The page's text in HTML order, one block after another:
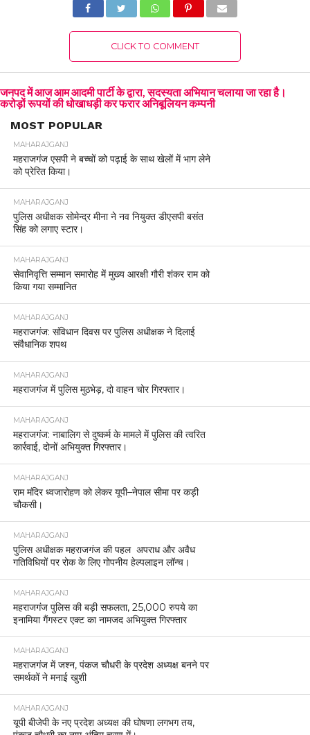
CLICK TO COMMENT
जनपद में आज आम आदमी पार्टी के द्वारा, सदस्यता अभियान चलाया जा रहा है।
करोड़ों रूपयों की धोखाधड़ी कर फरार अनिबूलियन कम्पनी
MOST POPULAR
MAHARAJGANJ
महराजगंज एसपी ने बच्चों को पढ़ाई के साथ खेलों में भाग लेने
को प्रेरित किया।
MAHARAJGANJ
पुलिस अधीक्षक सोमेन्द्र मीना ने नव नियुक्त डीएसपी बसंत
सिंह को लगाए स्टार।
MAHARAJGANJ
सेवानिवृत्ति सम्मान समारोह में मुख्य आरक्षी गौरी शंकर राम को
किया गया सम्मानित
MAHARAJGANJ
महराजगंज: संविधान दिवस पर पुलिस अधीक्षक ने दिलाई
संवैधानिक शपथ
MAHARAJGANJ
महराजगंज में पुलिस मुठभेड़, दो वाहन चोर गिरफ्तार।
MAHARAJGANJ
महराजगंज: नाबालिग से दुष्कर्म के मामले में पुलिस की त्वरित
कार्रवाई, दोनों अभियुक्त गिरफ्तार।
MAHARAJGANJ
राम मंदिर ध्वजारोहण को लेकर यूपी–नेपाल सीमा पर कड़ी
चौकसी।
MAHARAJGANJ
पुलिस अधीक्षक महराजगंज की पहल अपराध और अवैध
गतिविधियों पर रोक के लिए गोपनीय हेल्पलाइन लॉन्च।
MAHARAJGANJ
महराजगंज पुलिस की बड़ी सफलता, 25,000 रुपये का
इनामिया गैंगस्टर एक्ट का नामजद अभियुक्त गिरफ्तार
MAHARAJGANJ
महराजगंज में जश्न, पंकज चौधरी के प्रदेश अध्यक्ष बनने पर
समर्थकों ने मनाई खुशी
MAHARAJGANJ
यूपी बीजेपी के नए प्रदेश अध्यक्ष की घोषणा लगभग तय,